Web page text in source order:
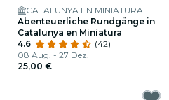
CATALUNYA EN MINIATURA
Abenteuerliche Rundgänge in
Catalunya en Miniatura
4.6
(42)
08 Aug. - 27 Dez.
25,00 €